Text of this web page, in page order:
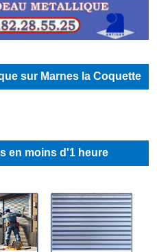
sur Marnes la Coquette
en moins d'1 heure